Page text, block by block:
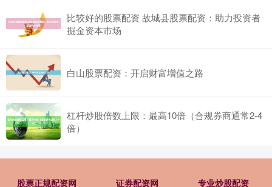
比较好的股票配资 故城县股票配资：助力投资者
掘金资本市场
白山股票配资：开启财富增值之路
杠杆炒股倍数上限：最高10倍（合规券商通常2-4
倍）
股票正规配资网 证券配资网 专业炒股配资